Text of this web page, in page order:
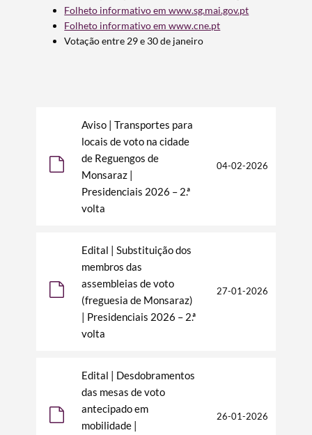
Folheto informativo em www.sg.mai.gov.pt
Folheto informativo em www.cne.pt
Votação entre 29 e 30 de janeiro
Aviso | Transportes para
locais de voto na cidade
de Reguengos de
Monsaraz |
Presidenciais 2026 – 2.ª
volta
04-02-2026
Edital | Substituição dos
membros das
assembleias de voto
(freguesia de Monsaraz)
| Presidenciais 2026 – 2.ª
volta
27-01-2026
Edital | Desdobramentos
das mesas de voto
antecipado em
mobilidade |
26-01-2026